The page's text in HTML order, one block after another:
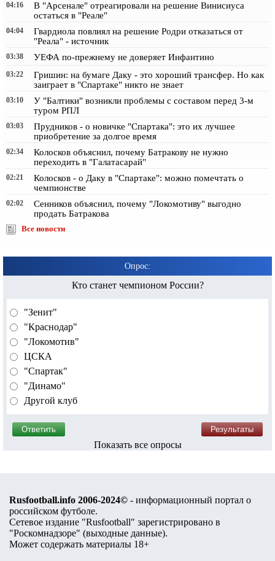
04:16
В "Арсенале" отреагировали на решение Винисиуса
остаться в "Реале"
04:04
Гвардиола повлиял на решение Родри отказаться от
"Реала" - источник
03:38 УЕФА по-прежнему не доверяет Инфантино
03:22
Гришин: на бумаге Даку - это хороший трансфер. Но как
заиграет в "Спартаке" никто не знает
03:10
У "Балтики" возникли проблемы с составом перед 3-м
туром РПЛ
03:03
Прудников - о новичке "Спартака": это их лучшее
приобретение за долгое время
02:34
Колосков объяснил, почему Батракову не нужно
переходить в "Галатасарай"
02:21
Колосков - о Даку в "Спартаке": можно помечтать о
чемпионстве
02:02
Сенников объяснил, почему "Локомотиву" выгодно
продать Батракова
Все новости
Опрос:
Кто станет чемпионом России?
"Зенит"
"Краснодар"
"Локомотив"
ЦСКА
"Спартак"
"Динамо"
Другой клуб
Показать все опросы
Rusfootball.info 2006-2024© - информационный портал о
российском футболе.
Сетевое издание "Rusfootball" зарегистрировано в
"Роскомнадзоре" (выходные данные).
Может содержать материалы 18+